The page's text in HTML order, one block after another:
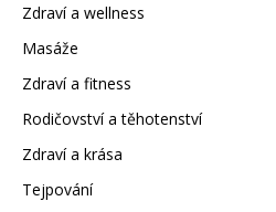
Zdraví a wellness
Masáže
Zdraví a fitness
Rodičovství a těhotenství
Zdraví a krása
Tejpování